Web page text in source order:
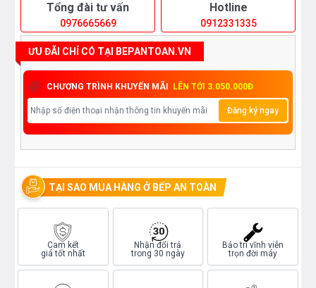
Tổng đài tư vấn
0976665669
Hotline
0912331335
ƯU ĐÃI CHỈ CÓ TẠI BEPANTOAN.VN
CHƯƠNG TRÌNH KHUYẾN MÃI LÊN TỚI 3.050.000Đ
Đăng ký ngay
TẠI SAO MUA HÀNG Ở BẾP AN TOÀN
Cam kết
giá tốt nhất
Nhận đổi trả
trong 30 ngày
Bảo trì vĩnh viễn
trọn đời máy